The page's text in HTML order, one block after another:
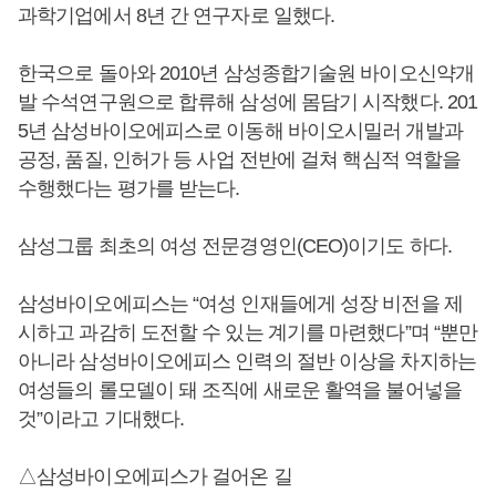
과학기업에서 8년 간 연구자로 일했다.
한국으로 돌아와 2010년 삼성종합기술원 바이오신약개
발 수석연구원으로 합류해 삼성에 몸담기 시작했다. 201
5년 삼성바이오에피스로 이동해 바이오시밀러 개발과
공정, 품질, 인허가 등 사업 전반에 걸쳐 핵심적 역할을
수행했다는 평가를 받는다.
삼성그룹 최초의 여성 전문경영인(CEO)이기도 하다.
삼성바이오에피스는 “여성 인재들에게 성장 비전을 제
시하고 과감히 도전할 수 있는 계기를 마련했다”며 “뿐만
아니라 삼성바이오에피스 인력의 절반 이상을 차지하는
여성들의 롤모델이 돼 조직에 새로운 활역을 불어넣을
것”이라고 기대했다.
△삼성바이오에피스가 걸어온 길